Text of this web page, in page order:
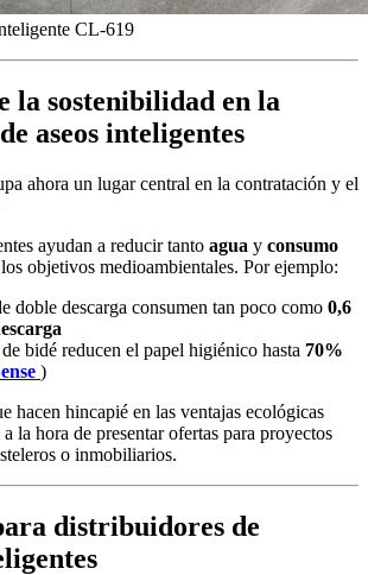
CL-619
la sostenibilidad en la
aseos inteligentes
ahora un lugar central en la contratación y el
ayudan a reducir tanto agua y consumo
objetivos medioambientales. Por ejemplo:
doble descarga consumen tan poco como 0,6
bidé reducen el papel higiénico hasta 70%
)
hacen hincapié en las ventajas ecológicas
la hora de presentar ofertas para proyectos
o inmobiliarios.
distribuidores de